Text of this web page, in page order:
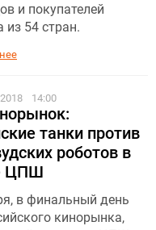
и покупателей
из 54 стран.
14:00
танки против
роботов в
ЦПШ
в финальный день
кинорынка,